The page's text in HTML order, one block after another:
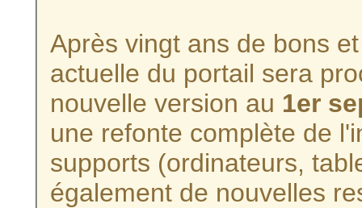
Après vingt ans de bons
actuelle du portail sera
nouvelle version au 1er
une refonte complète de
supports (ordinateurs,
également de nouvelles